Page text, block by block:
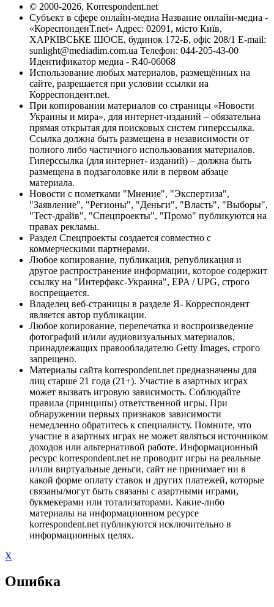
© 2000-2026, Korrespondent.net
Субъект в сфере онлайн-медиа Название онлайн-медиа -
«КореспонденТ.net» Адрес: 02091, місто Київ,
ХАРКІВСЬКЕ ШОСЕ, будинок 172-Б, офіс 208/1 E-mail:
sunlight@mediadim.com.ua Телефон: 044-205-43-00
Идентификатор медиа - R40-06068
Использование любых материалов, размещённых на
сайте, разрешается при условии ссылки на
Корреспондент.net.
При копировании материалов со страницы «Новости
Украины и мира», для интернет-изданий – обязательна
прямая открытая для поисковых систем гиперссылка.
Ссылка должна быть размещена в независимости от
полного либо частичного использования материалов.
Гиперссылка (для интернет- изданий) – должна быть
размещена в подзаголовке или в первом абзаце
материала.
Новости с пометками "Мнение", "Экспертиза",
"Заявление", "Регионы", "Деньги", "Власть", "Выборы",
"Тест-драйв", "Спецпроекты", "Промо" публикуются на
правах рекламы.
Раздел Спецпроекты создается совместно с
коммерческими партнерами.
Любое копирование, публикация, републикация и
другое распространение информации, которое содержит
ссылку на "Интерфакс-Украина", EPA / UPG, строго
воспрещается.
Владелец веб-страницы в разделе Я- Корреспондент
является автор публикации.
Любое копирование, перепечатка и воспроизведение
фотографий и/или аудиовизуальных материалов,
принадлежащих правообладателю Getty Images, строго
запрещено.
Материалы сайта korrespondent.net предназначены для
лиц старше 21 года (21+). Участие в азартных играх
может вызвать игровую зависимость. Соблюдайте
правила (принципы) ответственной игры. При
обнаружении первых признаков зависимости
немедленно обратитесь к специалисту. Помните, что
участие в азартных играх не может являться источником
доходов или альтернативой работе. Информационный
ресурс korrespondent.net не проводит игры на реальные
и/или виртуальные деньги, сайт не принимает ни в
какой форме оплату ставок и других платежей, которые
связаны/могут быть связаны с азартными играми,
букмекерами или тотализаторами. Какие-либо
материалы на информационном ресурсе
korrespondent.net публикуются исключительно в
информационных целях.
X
Ошибка